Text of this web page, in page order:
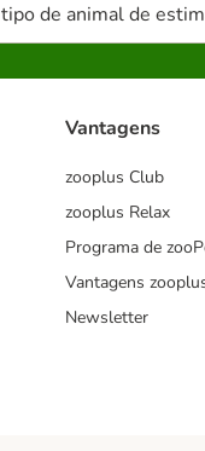
de animal de
Vantagens
zooplus Club
zooplus Relax
Programa de
Vantagens
Newsletter